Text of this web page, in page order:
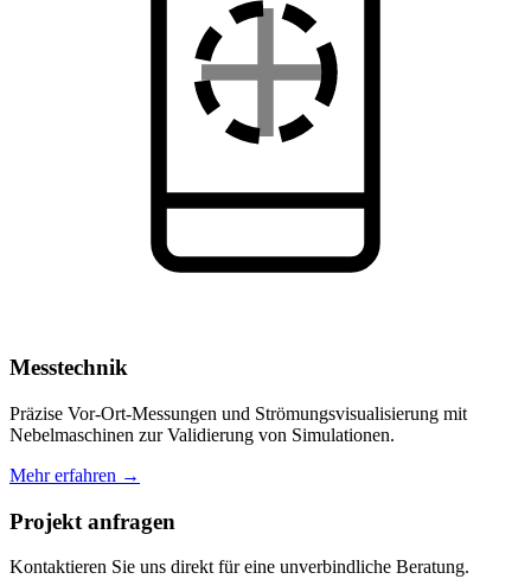
Messtechnik
Präzise Vor-Ort-Messungen und Strömungsvisualisierung mit
Nebelmaschinen zur Validierung von Simulationen.
Mehr erfahren →
Projekt anfragen
Kontaktieren Sie uns direkt für eine unverbindliche Beratung.